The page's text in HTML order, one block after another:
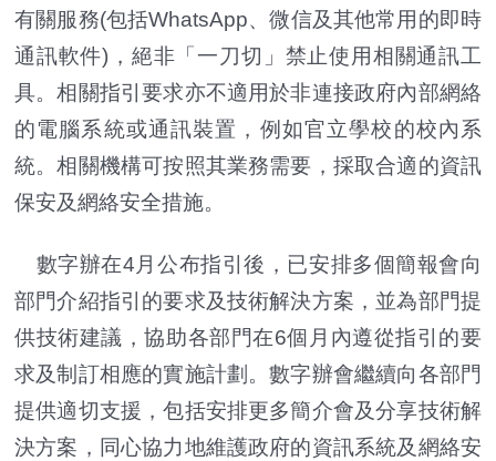
有關服務(包括WhatsApp、微信及其他常用的即時
通訊軟件)，絕非「一刀切」禁止使用相關通訊工
具。相關指引要求亦不適用於非連接政府內部網絡
的電腦系統或通訊裝置，例如官立學校的校內系
統。相關機構可按照其業務需要，採取合適的資訊
保安及網絡安全措施。
數字辦在4月公布指引後，已安排多個簡報會向
部門介紹指引的要求及技術解決方案，並為部門提
供技術建議，協助各部門在6個月內遵從指引的要
求及制訂相應的實施計劃。數字辦會繼續向各部門
提供適切支援，包括安排更多簡介會及分享技術解
決方案，同心協力地維護政府的資訊系統及網絡安